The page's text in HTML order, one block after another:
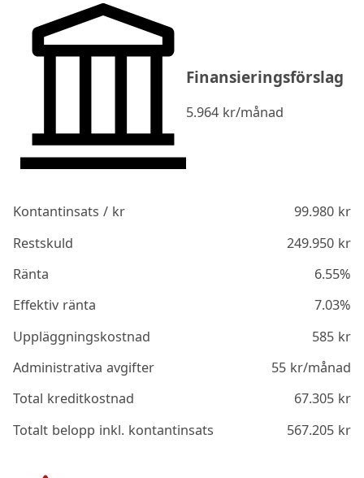
Finansieringsförslag
5.964 kr/månad
Kontantinsats / kr 99.980kr
Restskuld
249.950kr
Ränta
6.55%
Effektiv ränta
7.03%
Uppläggningskostnad
585kr
Administrativa avgifter
55kr/månad
Total kreditkostnad
67.305kr
Totalt belopp inkl. kontantinsats
567.205kr